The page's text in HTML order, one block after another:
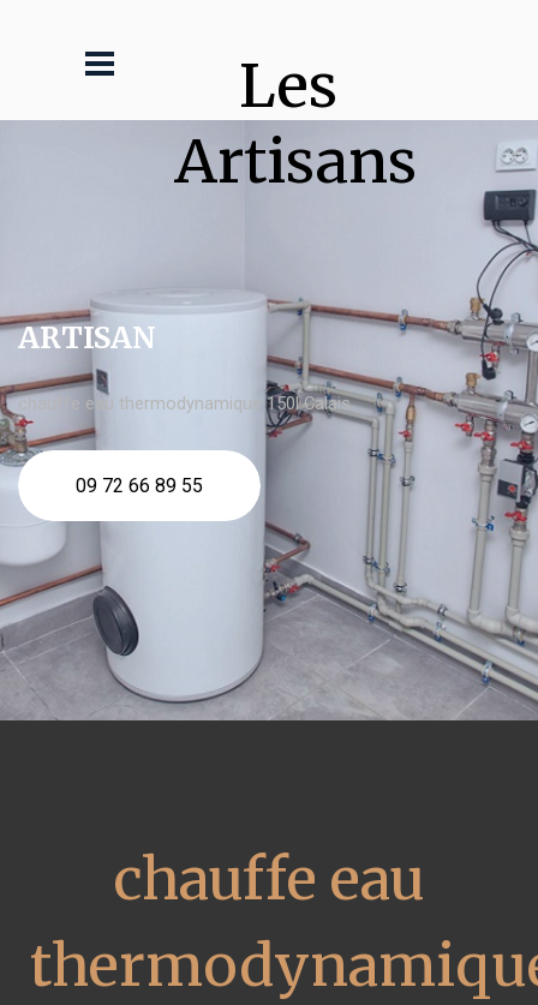
Les
Artisans
ARTISAN
chauffe eau thermodynamique 150l Calais
09 72 66 89 55
chauffe eau